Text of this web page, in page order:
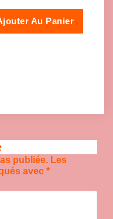
Au Panier
publiée. Les
avec *